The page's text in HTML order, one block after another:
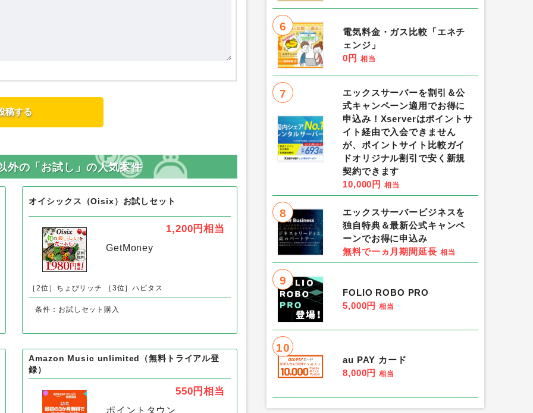
外の「お試し」の人気案件
オイシックス（Oisix）お試しセット
1,200円相当
GetMoney
［2位］ちょびリッチ ［3位］ハピタス
条件：お試しセット購入
Amazon Music unlimited（無料トライアル登
録）
550円相当
ポイントタウン
6
電気料金・ガス比較「エネチ
ェンジ」
0円 相当
7
エックスサーバーを割引＆公
式キャンペーン適用でお得に
申込み！Xserverはポイントサ
イト経由で入会できません
が、ポイントサイト比較ガイ
ドオリジナル割引で安く新規
契約できます
10,000円 相当
8
エックスサーバービジネスを
独自特典＆最新公式キャンペ
ーンでお得に申込み
無料で一ヵ月期間延長 相当
9
FOLIO ROBO PRO
5,000円 相当
10
au PAY カード
8,000円 相当